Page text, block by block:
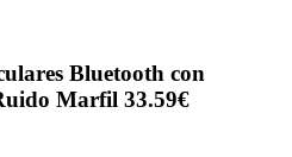
Bluetooth con
Marfil 33.59€